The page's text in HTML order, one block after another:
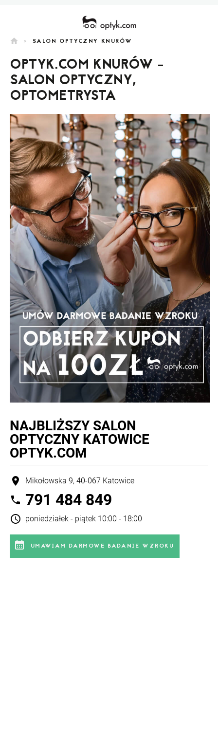
home > SALON OPTYCZNY KNURÓW
OPTYK.COM KNURÓW -
SALON OPTYCZNY,
OPTOMETRYSTA
NAJBLIŻSZY SALON
OPTYCZNY KATOWICE
OPTYK.COM
location_on Mikołowska 9, 40-067 Katowice
phone 791 484 849
schedule poniedziałek - piątek 10:00 - 18:00
calendar_month UMAWIAM DARMOWE BADANIE WZROKU